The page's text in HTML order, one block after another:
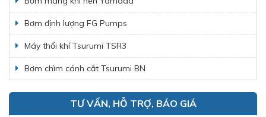
Bơm định lượng FG Pumps
Máy thổi khí Tsurumi TSR3
Bơm chìm cánh cắt Tsurumi BN
TƯ VẤN, HỖ TRỢ, BÁO GIÁ